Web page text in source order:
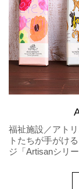
福祉施設／アト
トたちが手がけ
ジ「Artisanシリ